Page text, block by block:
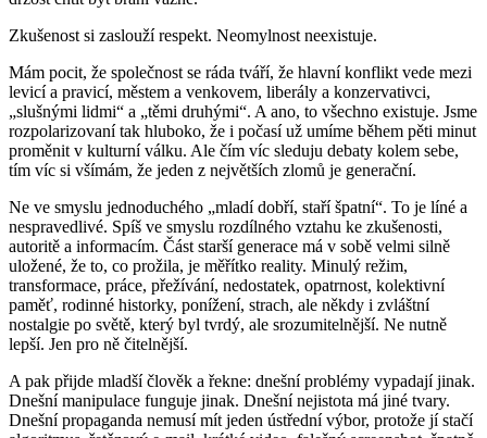
Zkušenost si zaslouží respekt. Neomylnost neexistuje.
Mám pocit, že společnost se ráda tváří, že hlavní konflikt vede mezi
levicí a pravicí, městem a venkovem, liberály a konzervativci,
„slušnými lidmi“ a „těmi druhými“. A ano, to všechno existuje. Jsme
rozpolarizovaní tak hluboko, že i počasí už umíme během pěti minut
proměnit v kulturní válku. Ale čím víc sleduju debaty kolem sebe,
tím víc si všímám, že jeden z největších zlomů je generační.
Ne ve smyslu jednoduchého „mladí dobří, staří špatní“. To je líné a
nespravedlivé. Spíš ve smyslu rozdílného vztahu ke zkušenosti,
autoritě a informacím. Část starší generace má v sobě velmi silně
uložené, že to, co prožila, je měřítko reality. Minulý režim,
transformace, práce, přežívání, nedostatek, opatrnost, kolektivní
paměť, rodinné historky, ponížení, strach, ale někdy i zvláštní
nostalgie po světě, který byl tvrdý, ale srozumitelnější. Ne nutně
lepší. Jen pro ně čitelnější.
A pak přijde mladší člověk a řekne: dnešní problémy vypadají jinak.
Dnešní manipulace funguje jinak. Dnešní nejistota má jiné tvary.
Dnešní propaganda nemusí mít jeden ústřední výbor, protože jí stačí